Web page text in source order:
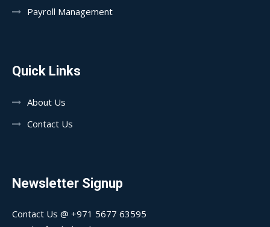
Payroll Management
Quick Links
About Us
Contact Us
Newsletter Signup
Contact Us @ +971 5677 63595